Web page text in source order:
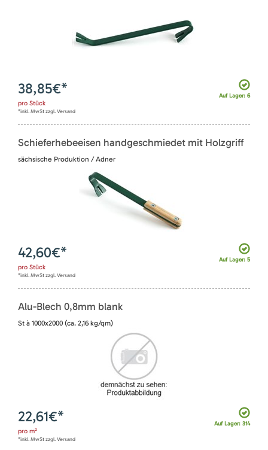
Auf Lager: 6
38,85€*
pro Stück
*inkl. MwSt zzgl. Versand
Schieferhebeeisen handgeschmiedet mit Holzgriff
sächsische Produktion / Adner
Auf Lager: 5
42,60€*
pro Stück
*inkl. MwSt zzgl. Versand
Alu-Blech 0,8mm blank
St à 1000x2000 (ca. 2,16 kg/qm)
Auf Lager: 314
22,61€*
pro m²
*inkl. MwSt zzgl. Versand